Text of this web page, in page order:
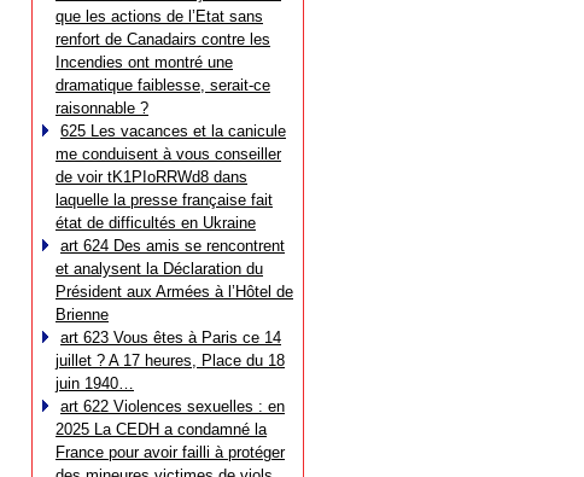
que les actions de l’Etat sans
renfort de Canadairs contre les
Incendies ont montré une
dramatique faiblesse, serait-ce
raisonnable ?
625 Les vacances et la canicule
me conduisent à vous conseiller
de voir tK1PIoRRWd8 dans
laquelle la presse française fait
état de difficultés en Ukraine
art 624 Des amis se rencontrent
et analysent la Déclaration du
Président aux Armées à l’Hôtel de
Brienne
art 623 Vous êtes à Paris ce 14
juillet ? A 17 heures, Place du 18
juin 1940…
art 622 Violences sexuelles : en
2025 La CEDH a condamné la
France pour avoir failli à protéger